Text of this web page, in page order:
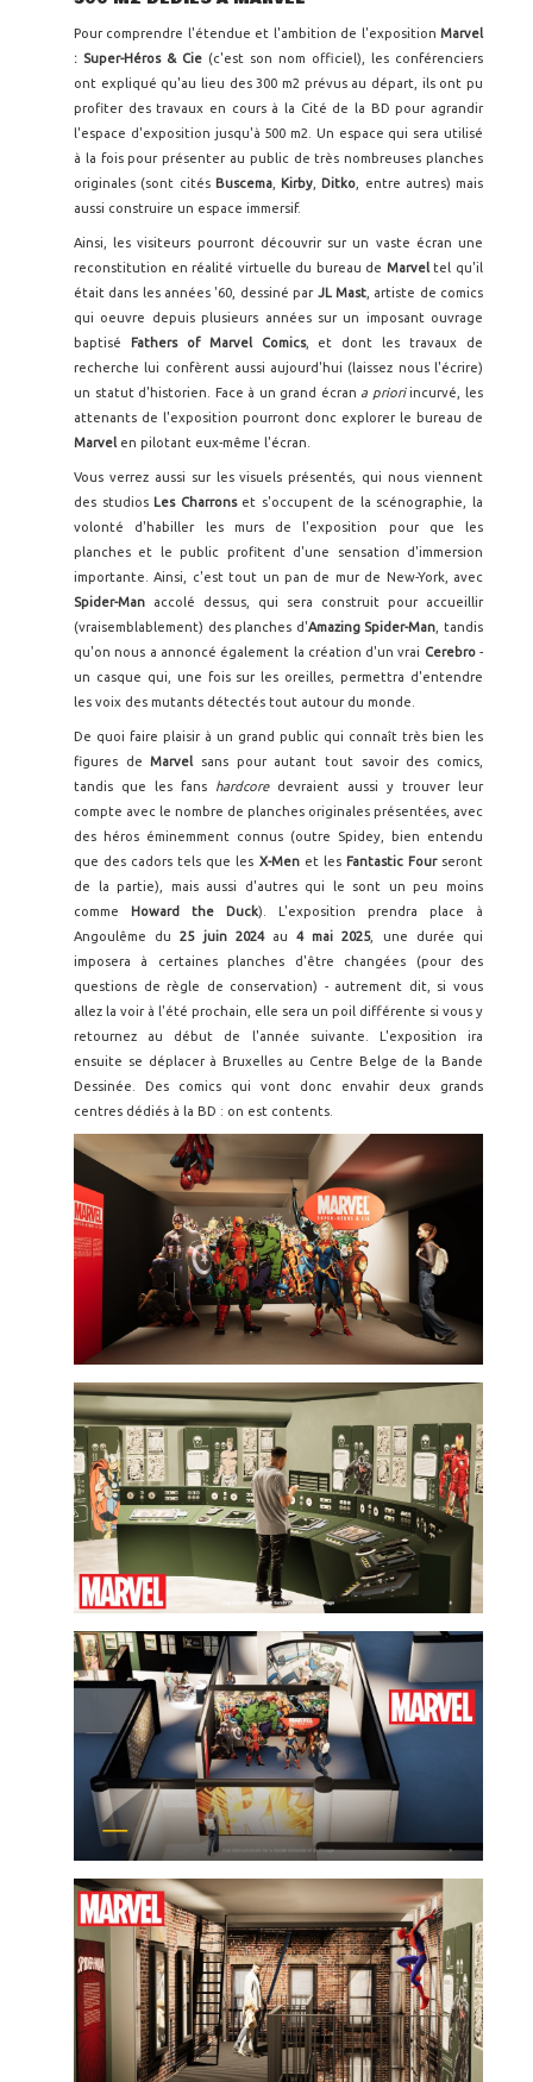
Pour comprendre l'étendue et l'ambition de l'exposition Marvel
: Super-Héros & Cie (c'est son nom officiel), les conférenciers
ont expliqué qu'au lieu des 300 m2 prévus au départ, ils ont pu
profiter des travaux en cours à la Cité de la BD pour agrandir
l'espace d'exposition jusqu'à 500 m2. Un espace qui sera utilisé
à la fois pour présenter au public de très nombreuses planches
originales (sont cités Buscema, Kirby Ditko , entre autres) mais
aussi construire un espace immersif.
Ainsi, les visiteurs pourront découvrir sur un vaste écran une
reconstitution en réalité virtuelle du bureau de Marvel tel qu'il
était dans les années '60, dessiné par JL Mast, artiste de comics
qui oeuvre depuis plusieurs années sur un imposant ouvrage
baptisé
Fathers of Marvel Comics, et dont les travaux de
recherche lui confèrent aussi aujourd'hui (laissez nous l'écrire)
un statut d'historien. Face à un grand écran a prioriincurvé, les
attenants de l'exposition pourront donc explorer le bureau de
Marvel en pilotant eux-même l'écran.
Vous verrez aussi sur les visuels présentés, qui nous viennent
des studios Les Charronset s'occupent de la scénographie, la
volonté d'habiller les murs de l'exposition pour que les
planches et le public profitent d'une sensation d'immersion
importante. Ainsi, c'est tout un pan de mur de New-York, avec
Spider-Man accolé dessus, qui sera construit pour accueillir
(vraisemblablement) des planches d'Amazing Spider-Man , tandis
qu'on nous a annoncé également la création d'un vrai Cerebro-
un casque qui, une fois sur les oreilles, permettra d'entendre
les voix des mutants détectés tout autour du monde.
De quoi faire plaisir à un grand public qui connaît très bien les
figures deMarvel sans pour autant tout savoir des comics,
tandis que les fans hardcore devraient aussi y trouver leur
compte avec le nombre de planches originales présentées, avec
des héros éminemment connus (outre Spidey, bien entendu
que des cadors tels que les X-Men et les Fantastic Four seront
de la partie), mais aussi d'autres qui le sont un peu moins
comme
Howard the Duck). L'exposition prendra place à
Angoulême du25 juin 2024 au4 mai 2025, une durée qui
imposera à certaines planches d'être changées (pour des
questions de règle de conservation) - autrement dit, si vous
allez la voir à l'été prochain, elle sera un poil différente si vous y
retournez au début de l'année suivante. L'exposition ira
ensuite se déplacer à Bruxelles au Centre Belge de la Bande
Dessinée. Des comics qui vont donc envahir deux grands
centres dédiés à la BD : on est contents.